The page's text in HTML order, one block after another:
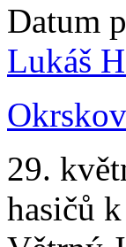
Datum
Lukáš
29.
hasičů